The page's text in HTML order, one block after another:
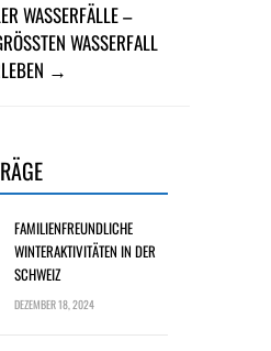
WASSERFÄLLE –
WASSERFALL E
→
FAMILIENFREUNDLICHE
WINTERAKTIVITÄTEN IN DER
SCHWEIZ
DEZEMBER 18, 2024